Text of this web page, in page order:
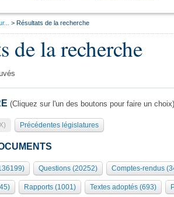
autres organes
de l'Assemblée
l'Assemblée
des Présidents Bureau Collège des
du palais Bourbon
séance
Résultats de la recherche
de la recherche
(Cliquez sur l'un des boutons pour faire un choix)
Précédentes législatures
Questions (20252) Comptes-rendus
Rapports (1001) Textes adoptés (693)